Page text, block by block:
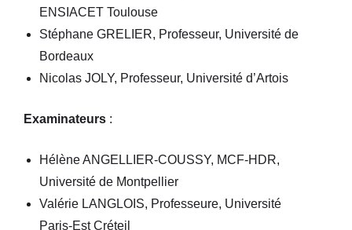
ENSIACET Toulouse
Stéphane GRELIER, Professeur, Université de
Bordeaux
Nicolas JOLY, Professeur, Université d’Artois
Examinateurs :
Hélène ANGELLIER-COUSSY, MCF-HDR,
Université de Montpellier
Valérie LANGLOIS, Professeure, Université
Paris-Est Créteil